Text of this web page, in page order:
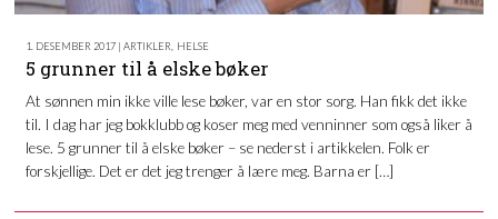
1. DESEMBER 2017 | ARTIKLER HELSE
5 grunner til å elske bøker
At sønnen min ikke ville lese bøker, var en stor sorg. Han fikk det ikke
til. I dag har jeg bokklubb og koser meg med venninner som også liker å
lese. 5 grunner til å elske bøker – se nederst i artikkelen. Folk er
forskjellige. Det er det jeg trenger å lære meg. Barna er […]